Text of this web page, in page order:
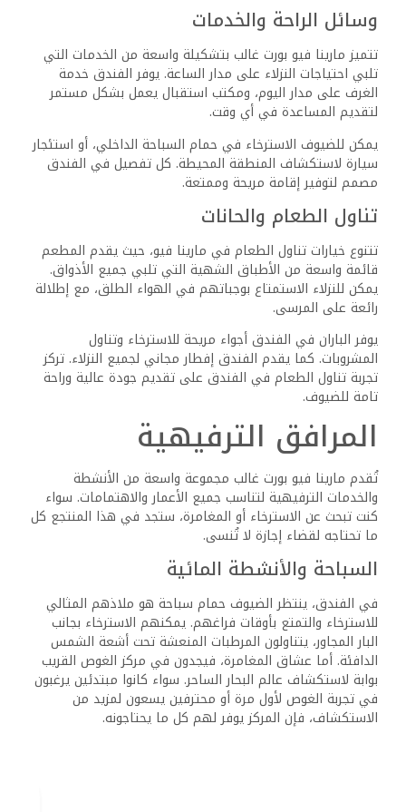
وسائل الراحة والخدمات
تتميز مارينا فيو بورت غالب بتشكيلة واسعة من الخدمات التي
تلبي احتياجات النزلاء على مدار الساعة. يوفر الفندق خدمة
الغرف على مدار اليوم، ومكتب استقبال يعمل بشكل مستمر
لتقديم المساعدة في أي وقت.
يمكن للضيوف الاسترخاء في حمام السباحة الداخلي، أو استئجار
سيارة لاستكشاف المنطقة المحيطة. كل تفصيل في الفندق
مصمم لتوفير إقامة مريحة وممتعة.
تناول الطعام والحانات
تتنوع خيارات تناول الطعام في مارينا فيو، حيث يقدم المطعم
قائمة واسعة من الأطباق الشهية التي تلبي جميع الأذواق.
يمكن للنزلاء الاستمتاع بوجباتهم في الهواء الطلق، مع إطلالة
رائعة على المرسى.
يوفر الباران في الفندق أجواء مريحة للاسترخاء وتناول
المشروبات. كما يقدم الفندق إفطار مجاني لجميع النزلاء. تركز
تجربة تناول الطعام في الفندق على تقديم جودة عالية وراحة
تامة للضيوف.
المرافق الترفيهية
تُقدم مارينا فيو بورت غالب مجموعة واسعة من الأنشطة
والخدمات الترفيهية لتناسب جميع الأعمار والاهتمامات. سواء
كنت تبحث عن الاسترخاء أو المغامرة، ستجد في هذا المنتجع كل
ما تحتاجه لقضاء إجازة لا تُنسى.
السباحة والأنشطة المائية
في الفندق، ينتظر الضيوف حمام سباحة هو ملاذهم المثالي
للاسترخاء والتمتع بأوقات فراغهم. يمكنهم الاسترخاء بجانب
البار المجاور، يتناولون المرطبات المنعشة تحت أشعة الشمس
الدافئة. أما عشاق المغامرة، فيجدون في مركز الغوص القريب
بوابة لاستكشاف عالم البحار الساحر. سواء كانوا مبتدئين يرغبون
في تجربة الغوص لأول مرة أو محترفين يسعون لمزيد من
الاستكشاف، فإن المركز يوفر لهم كل ما يحتاجونه.